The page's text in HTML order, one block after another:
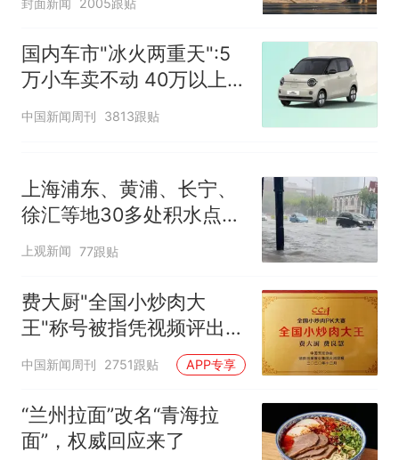
的抢着买
全部作废，公平么？
国内车市"冰火两重天":5
万小车卖不动 40万以上
的抢购
中国新闻周刊 3813跟贴
上海浦东、黄浦、长宁、
徐汇等地30多处积水点正
在抢排
上观新闻 77跟贴
费大厨"全国小炒肉大
王"称号被指凭视频评出
官方回应
中国新闻周刊 2751跟贴 APP专享
“兰州拉面”改名“青海拉
面”，权威回应来了